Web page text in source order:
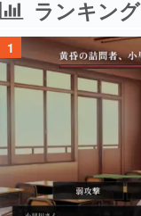
ランキング
1